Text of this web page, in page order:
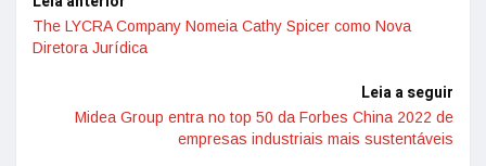
The LYCRA Company Nomeia Cathy Spicer como Nova
Diretora Jurídica
Leia a seguir
Midea Group entra no top 50 da Forbes China 2022 de
empresas industriais mais sustentáveis